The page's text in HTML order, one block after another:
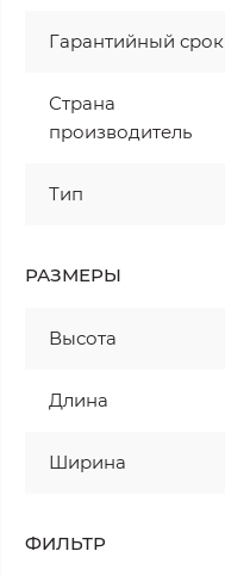
Гарантийный срок
Страна
производитель
Тип
РАЗМЕРЫ
Высота
Длина
Ширина
ФИЛЬТР